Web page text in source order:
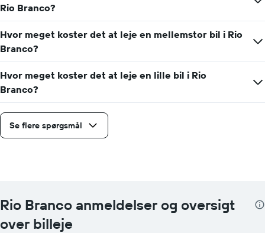
Rio Branco?
Hvor meget koster det at leje en mellemstor bil i Rio
Branco?
Hvor meget koster det at leje en lille bil i Rio
Branco?
Se flere spørgsmål
Rio Branco anmeldelser og oversigt
over billeje